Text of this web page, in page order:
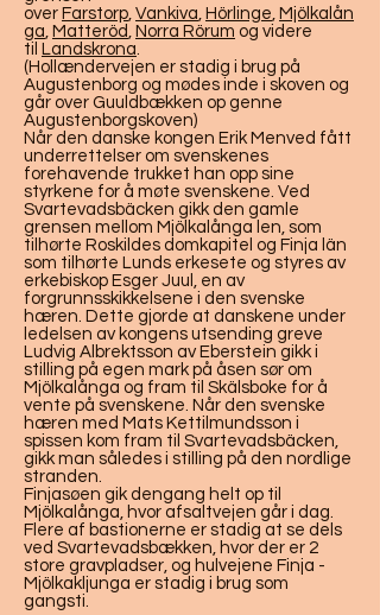
over Farstorp, Vankiva, Hörlinge, Mjölkalån
ga, Matteröd, Norra Rörum og videre
til Landskrona.
(Hollændervejen er stadig i brug på
Augustenborg og mødes inde i skoven og
går over Guuldbækken op genne
Augustenborgskoven)
Når den danske kongen Erik Menved fått
underrettelser om svenskenes
forehavende trukket han opp sine
styrkene for å møte svenskene. Ved
Svartevadsbäcken gikk den gamle
grensen mellom Mjölkalånga len, som
tilhørte Roskildes domkapitel og Finja län
som tilhørte Lunds erkesete og styres av
erkebiskop Esger Juul, en av
forgrunnsskikkelsene i den svenske
hæren. Dette gjorde at danskene under
ledelsen av kongens utsending greve
Ludvig Albrektsson av Eberstein gikk i
stilling på egen mark på åsen sør om
Mjölkalånga og fram til Skälsboke for å
vente på svenskene. Når den svenske
hæren med Mats Kettilmundsson i
spissen kom fram til Svartevadsbäcken,
gikk man således i stilling på den nordlige
stranden.
Finjasøen gik dengang helt op til
Mjölkalånga, hvor afsaltvejen går i dag.
Flere af bastionerne er stadig at se dels
ved Svartevadsbækken, hvor der er 2
store gravpladser, og hulvejene Finja -
Mjölkakljunga er stadig i brug som
gangsti.